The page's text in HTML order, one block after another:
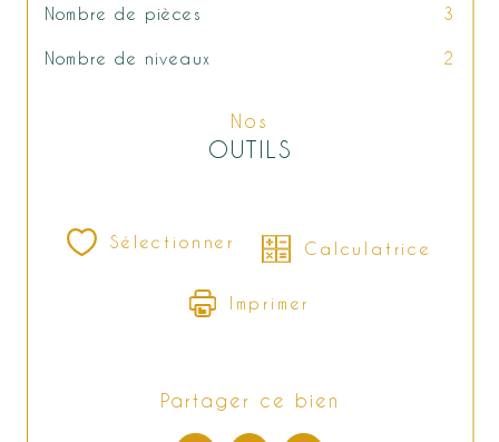
Nombre de pièces 3
Nombre de niveaux 2
Nos
OUTILS
Sélectionner Calculatrice
Imprimer
Partager ce bien